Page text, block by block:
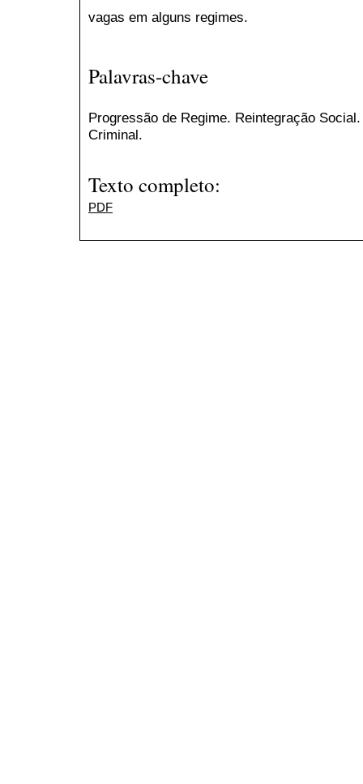
vagas em alguns regimes.
Palavras-chave
Progressão de Regime. Reintegração
Criminal.
Texto completo:
PDF